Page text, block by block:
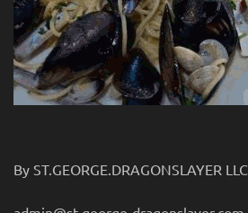
By ST.GEORGE.DRAGONSLAYER LLC